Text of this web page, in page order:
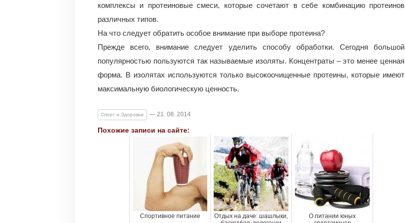
комплексы и протеиновые смеси, которые сочетают в себе комбинацию протеинов
различных типов.
На что следует обратить особое внимание при выборе протеина?
Прежде всего, внимание следует уделить способу обработки. Сегодня большой
популярностью пользуются так называемые изоляты. Концентраты – это менее ценная
форма. В изолятах используются только высокоочищенные протеины, которые имеют
максимальную биологическую ценность.
Спорт и Здоровье — 21. 08. 2014
Похожие записи на сайте:
Спортивное питание
Отдых на даче: шашлыки,
О питании юных